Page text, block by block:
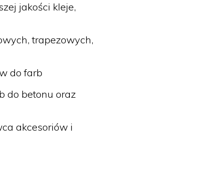
jakości kleje,
trapezowych,
do farb
do betonu oraz
akcesoriów i